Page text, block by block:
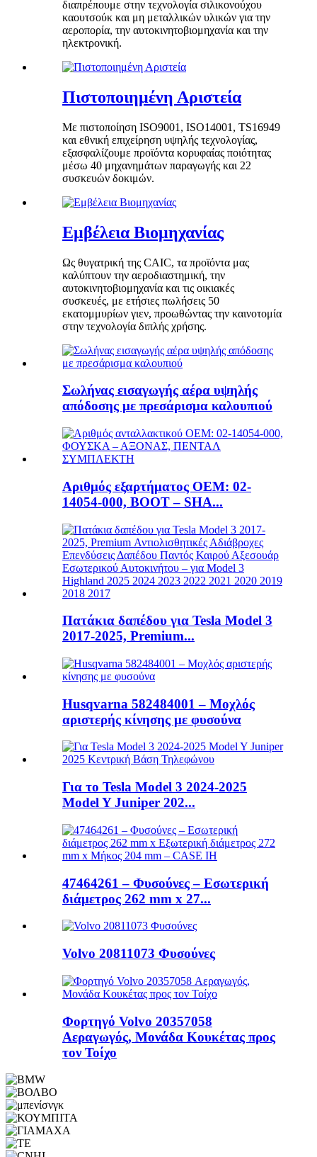
διαπρέπουμε στην τεχνολογία σιλικονούχου
καουτσούκ και μη μεταλλικών υλικών για την
αεροπορία, την αυτοκινητοβιομηχανία και την
ηλεκτρονική.
Πιστοποιημένη Αριστεία
Με πιστοποίηση ISO9001, ISO14001, TS16949
και εθνική επιχείρηση υψηλής τεχνολογίας,
εξασφαλίζουμε προϊόντα κορυφαίας ποιότητας
μέσω 40 μηχανημάτων παραγωγής και 22
συσκευών δοκιμών.
Εμβέλεια Βιομηχανίας
Ως θυγατρική της CAIC, τα προϊόντα μας
καλύπτουν την αεροδιαστημική, την
αυτοκινητοβιομηχανία και τις οικιακές
συσκευές, με ετήσιες πωλήσεις 50
εκατομμυρίων γιεν, προωθώντας την καινοτομία
στην τεχνολογία διπλής χρήσης.
Σωλήνας εισαγωγής αέρα υψηλής
απόδοσης με πρεσάρισμα καλουπιού
Αριθμός εξαρτήματος OEM: 02-
14054-000, BOOT – SHA...
Πατάκια δαπέδου για Tesla Model 3
2017-2025, Premium...
Husqvarna 582484001 – Μοχλός
αριστερής κίνησης με φυσούνα
Για το Tesla Model 3 2024-2025
Model Y Juniper 202...
47464261 – Φυσούνες – Εσωτερική
διάμετρος 262 mm x 27...
Volvo 20811073 Φυσούνες
Φορτηγό Volvo 20357058
Αεραγωγός, Μονάδα Κουκέτας προς
τον Τοίχο